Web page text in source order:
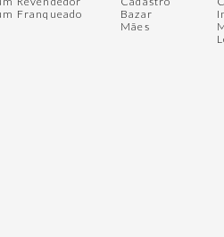
Franqueado
Bazar
Mães